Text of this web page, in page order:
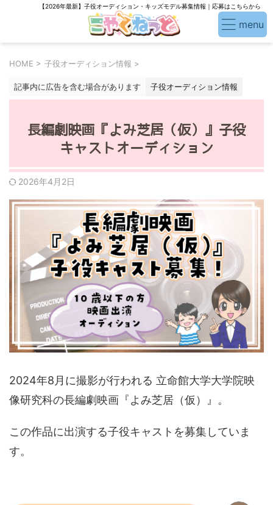
【2026年最新】子役オーディション・キッズモデル募集情報｜応募はこちらから
HOME > 子役オーディション情報 >
記事内に広告を含む場合があります 子役オーディション情報
長編劇映画『よみ芝居（仮）』子役
キャストオーディション
2026年4月2日
2024年8月に撮影が行われる 立命館大学大学院映
像研究科の長編劇映画『よみ芝居（仮）』。
この作品に出演する子役キャストを募集していま
す。